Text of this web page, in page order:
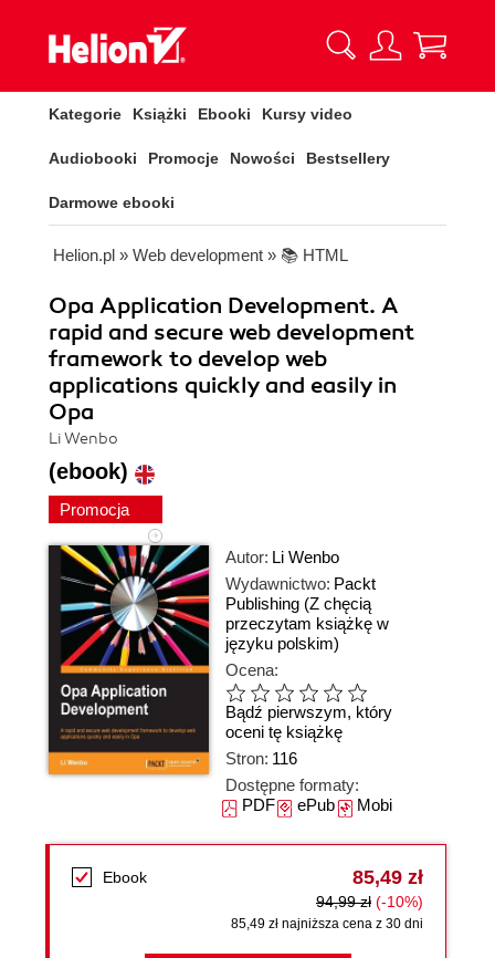
Kategorie Książki Ebooki Kursy video
Audiobooki Promocje Nowości Bestsellery
Darmowe ebooki
Helion.pl » Web development » 📚 HTML
Opa Application Development. A
rapid and secure web development
framework to develop web
applications quickly and easily in
Opa
Li Wenbo
(ebook)
Promocja
Autor: Li Wenbo
Wydawnictwo: Packt
Publishing (Z chęcią
przeczytam książkę w
języku polskim)
Ocena:
Bądź pierwszym, który
oceni tę książkę
Stron: 116
Dostępne formaty:
PDFePubMobi
Ebook 85,49 zł
94,99 zł (-10%)
85,49 zł najniższa cena z 30 dni